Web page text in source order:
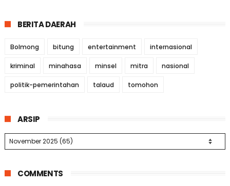
BERITA DAERAH
Bolmong bitung entertainment internasional
kriminal minahasa minsel mitra nasional
politik-pemerintahan talaud tomohon
ARSIP
COMMENTS